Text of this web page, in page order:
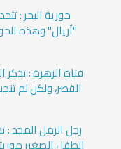
حورية البحر :
"أريال" وهذه
فتاة الزهرة :
القصر، ولكن لم
رجل الرمل المجد :